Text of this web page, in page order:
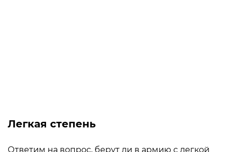
Легкая степень
Ответим на вопрос, берут ли в армию с легкой